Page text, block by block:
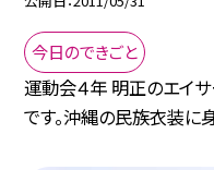
今日のできごと
運動会４年 明正のエイ
です。沖縄の民族衣装に